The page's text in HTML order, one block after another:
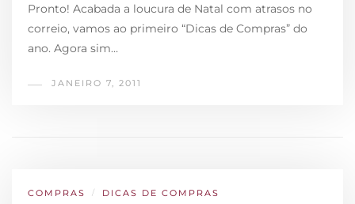
Pronto! Acabada a loucura de Natal com atrasos no
correio, vamos ao primeiro “Dicas de Compras” do
ano. Agora sim…
JANEIRO 7, 2011
COMPRAS / DICAS DE COMPRAS